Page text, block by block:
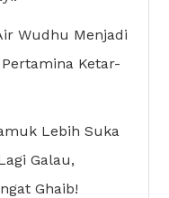
Wudhu Menjadi
Ketar-
Lebih Suka
Galau,
Ghaib!